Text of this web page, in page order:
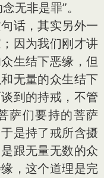
无非是罪”。
话，其实另外一
因为我们刚才讲
生结下恶缘，但
无量的众生结下
到的持戒，不管
萨们要持的菩萨
是持了戒所含摄
跟无量无数的众
，这个道理是完